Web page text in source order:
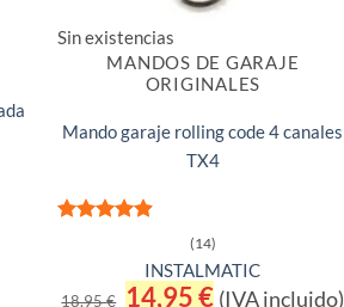
Sin existencias
MANDOS DE GARAJE
ORIGINALES
Mando garaje rolling code 4 canales
TX4
(14)
INSTALMATIC
18,95€
El
14,95€El(IVA incluido)